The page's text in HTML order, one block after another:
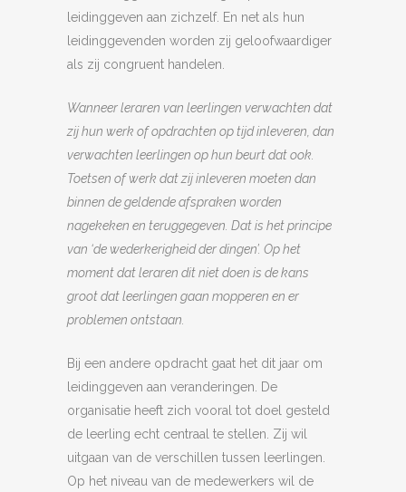
leidinggeven aan zichzelf. En net als hun
leidinggevenden worden zij geloofwaardiger
als zij congruent handelen.
Wanneer leraren van leerlingen verwachten dat
zij hun werk of opdrachten op tijd inleveren, dan
verwachten leerlingen op hun beurt dat ook.
Toetsen of werk dat zij inleveren moeten dan
binnen de geldende afspraken worden
nagekeken en teruggegeven. Dat is het principe
van ‘de wederkerigheid der dingen’. Op het
moment dat leraren dit niet doen is de kans
groot dat leerlingen gaan mopperen en er
problemen ontstaan.
Bij een andere opdracht gaat het dit jaar om
leidinggeven aan veranderingen. De
organisatie heeft zich vooral tot doel gesteld
de leerling echt centraal te stellen. Zij wil
uitgaan van de verschillen tussen leerlingen.
Op het niveau van de medewerkers wil de